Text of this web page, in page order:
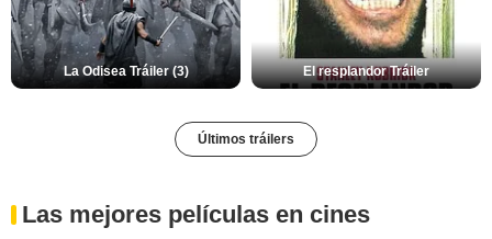
La Odisea Tráiler (3) El resplandor Tráiler
Últimos tráilers
Las mejores películas en cines